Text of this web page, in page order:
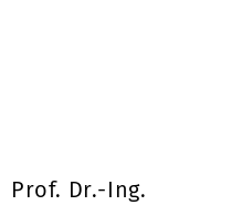
Prof. Dr.-Ing.